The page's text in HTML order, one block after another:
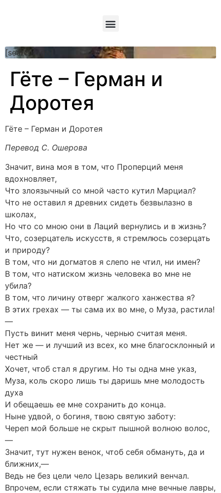
[searchform]
Гёте – Герман и
Доротея
Гёте – Герман и Доротея
Перевод С. Ошерова
Значит, вина моя в том, что Проперций меня
вдохновляет,
Что злоязычный со мной часто кутил Марциал?
Что не оставил я древних сидеть безвылазно в
школах,
Но что со мною они в Лаций вернулись и в жизнь?
Что, созерцатель искусств, я стремлюсь созерцать
и природу?
В том, что ни догматов я слепо не чтил, ни имен?
В том, что натиском жизнь человека во мне не
убила?
В том, что личину отверг жалкого ханжества я?
В этих грехах — ты сама их во мне, о Муза, растила!
—
Пусть винит меня чернь, чернью считая меня.
Нет же — и лучший из всех, ко мне благосклонный и
честный
Хочет, чтоб стал я другим. Но ты одна мне указ,
Муза, коль скоро лишь ты даришь мне молодость
духа
И обещаешь ее мне сохранить до конца.
Ныне удвой, о богиня, твою святую заботу:
Череп мой больше не скрыт пышной волною волос,
—
Значит, тут нужен венок, чтоб себя обмануть, да и
ближних,—
Ведь не без цели чело Цезарь великий венчал.
Впрочем, если стяжать ты судила мне вечные лавры,